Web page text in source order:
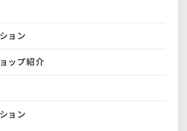
ョン
ップ紹介
ョン